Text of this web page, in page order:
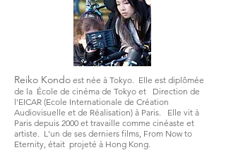
Reiko Kondo est née à Tokyo. Elle est diplômée
de la École de cinéma de Tokyo et
Direction de
l'EICAR (Ecole Internationale de Création
Audiovisuelle et de Réalisation) à Paris.
Elle vit à
Paris depuis 2000 et travaille comme cinéaste et
artiste. L'un de ses derniers films, From Now to
Eternity, était projeté à Hong Kong.